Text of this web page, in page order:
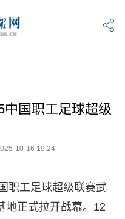
中国职工足球超级
10-16 19:24
职工足球超级联赛武
地正式拉开战幕。12